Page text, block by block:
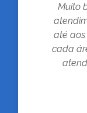
Muito
até
cada